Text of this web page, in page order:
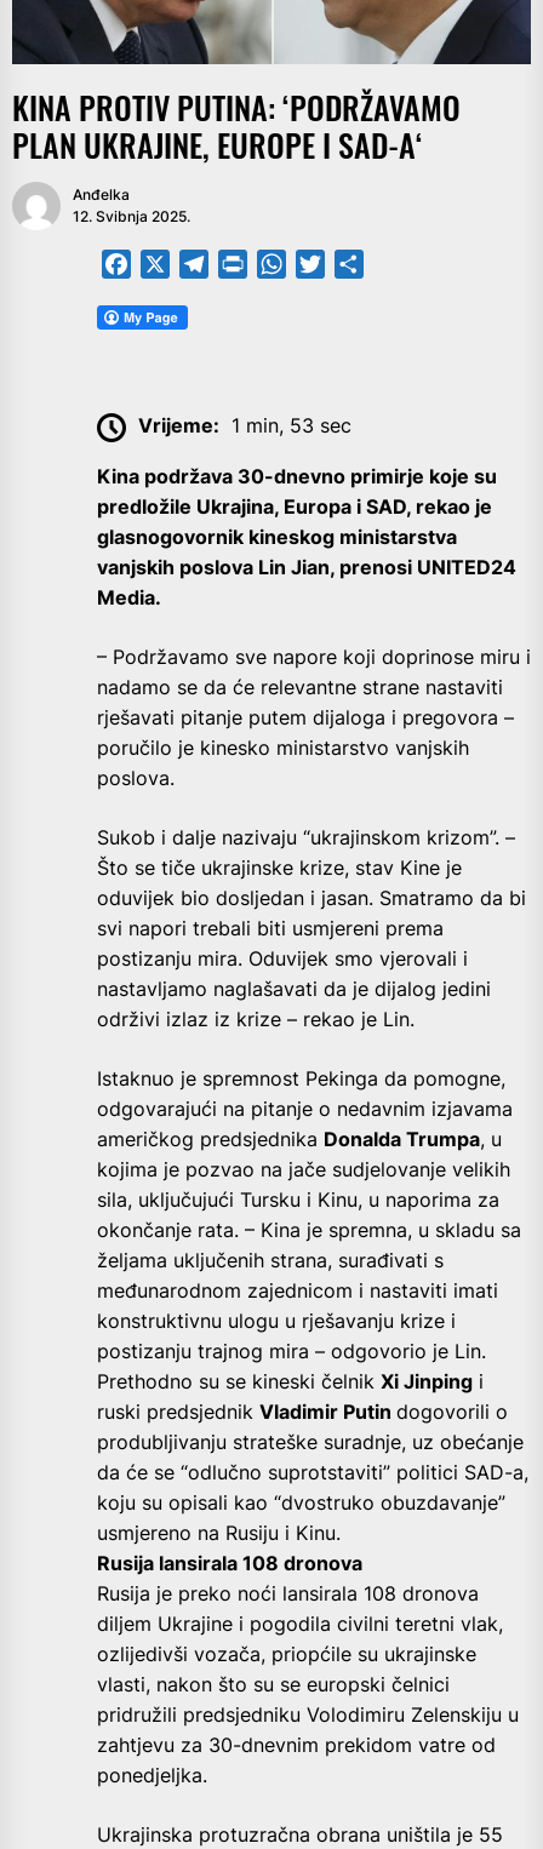
KINA PROTIV PUTINA: ‘PODRŽAVAMO
PLAN UKRAJINE, EUROPE I SAD-A‘
Anđelka
12. Svibnja 2025.
Facebook TelegramPrintFriendly
WhatsApp
Twitter
Vrijeme: 1 min, 53 sec
Kina podržava 30-dnevno primirje koje su
predložile Ukrajina, Europa i SAD, rekao je
glasnogovornik kineskog ministarstva
vanjskih poslova Lin Jian, prenosi UNITED24
Media.
– Podržavamo sve napore koji doprinose miru i
nadamo se da će relevantne strane nastaviti
rješavati pitanje putem dijaloga i pregovora –
poručilo je kinesko ministarstvo vanjskih
poslova.
Sukob i dalje nazivaju “ukrajinskom krizom”. –
Što se tiče ukrajinske krize, stav Kine je
oduvijek bio dosljedan i jasan. Smatramo da bi
svi napori trebali biti usmjereni prema
postizanju mira. Oduvijek smo vjerovali i
nastavljamo naglašavati da je dijalog jedini
održivi izlaz iz krize – rekao je Lin.
Istaknuo je spremnost Pekinga da pomogne,
odgovarajući na pitanje o nedavnim izjavama
američkog predsjednika Donalda Trumpa, u
kojima je pozvao na jače sudjelovanje velikih
sila, uključujući Tursku i Kinu, u naporima za
okončanje rata. – Kina je spremna, u skladu sa
željama uključenih strana, surađivati ​​s
međunarodnom zajednicom i nastaviti imati
konstruktivnu ulogu u rješavanju krize i
postizanju trajnog mira – odgovorio je Lin.
Prethodno su se kineski čelnik Xi Jinping i
ruski predsjednik Vladimir Putin dogovorili o
produbljivanju strateške suradnje, uz obećanje
da će se “odlučno suprotstaviti” politici SAD-a,
koju su opisali kao “dvostruko obuzdavanje”
usmjereno na Rusiju i Kinu.
Rusija lansirala 108 dronova
Rusija je preko noći lansirala 108 dronova
diljem Ukrajine i pogodila civilni teretni vlak,
ozlijedivši vozača, priopćile su ukrajinske
vlasti, nakon što su se europski čelnici
pridružili predsjedniku Volodimiru Zelenskiju u
zahtjevu za 30-dnevnim prekidom vatre od
ponedjeljka.
Ukrajinska protuzračna obrana uništila je 55